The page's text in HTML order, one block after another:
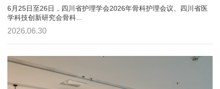
6月25日至26日，四川省护理学会2026年骨科护理会议、四川省医
学科技创新研究会骨科...
2026.06.30